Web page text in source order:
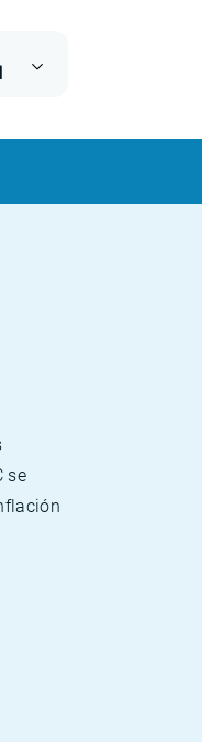
se